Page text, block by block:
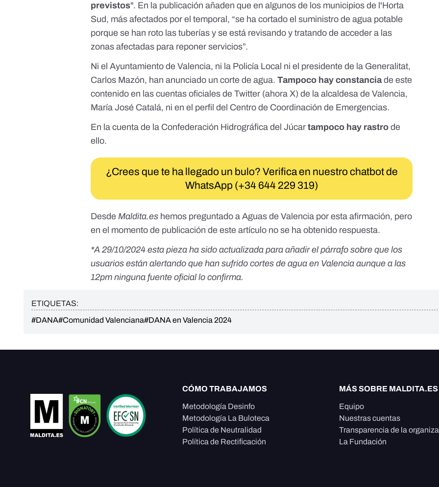
previstos". En la publicación añaden que en algunos de los municipios de l'Horta
Sud, más afectados por el temporal, “se ha cortado el suministro de agua potable
porque se han roto las tuberías y se está revisando y tratando de acceder a las
zonas afectadas para reponer servicios”.
Ni elAyuntamiento de Valencia, ni la Policía Local ni el presidente de la Generalitat,
Carlos Mazón, han anunciado un corte de agua.Tampoco hay constanciade este
contenido en las cuentas oficiales de Twitter (ahora X) de la alcaldesa de Valencia,
María José Catalá, ni en el perfil del Centro de Coordinación de Emergencias.
En la cuenta de la Confederación Hidrográfica del Júcar tampoco hay rastro de
ello.
¿Crees que te ha llegado un bulo? Verifica en nuestro chatbot de
WhatsApp (+34 644 229 319)
DesdeMaldita.es hemos preguntado a Aguas de Valencia por esta afirmación, pero
en el momento de publicación de este artículo no se ha obtenido respuesta.
*A 29/10/2024 esta pieza ha sido actualizada para añadir el párrafo sobre que los
usuarios están alertando que han sufrido cortes de agua en Valencia aunque a las
12pm ninguna fuente oficial lo confirma.
ETIQUETAS:
#DANA#Comunidad Valenciana#DANA en Valencia 2024
CÓMO TRABAJAMOS
Metodología Desinfo
Metodología La Buloteca
Política de Neutralidad
Política de Rectificación
MÁS SOBRE MALDITA.ES
Equipo
Nuestras cuentas
Transparencia de la
La Fundación